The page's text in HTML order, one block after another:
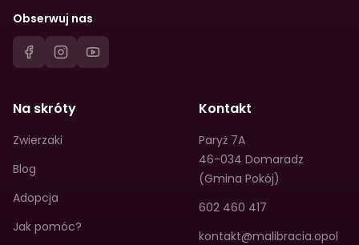
Obserwuj nas
Na skróty
Zwierzaki
Blog
Adopcja
Jak pomóc?
Kontakt
Paryż 7A
46-034 Domaradz
(Gmina Pokój)
602 460 417
kontakt@malibracia.opol